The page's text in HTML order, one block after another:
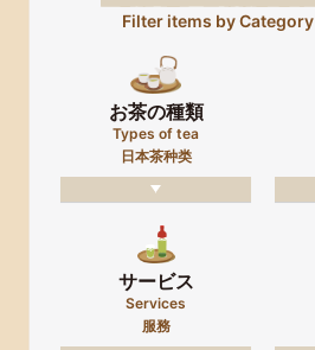
Filter items by Category
お茶の種類
Types of tea
日本茶种类
サービス
Services
服務